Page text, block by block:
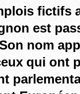
fictifs
est
nom
qui ont